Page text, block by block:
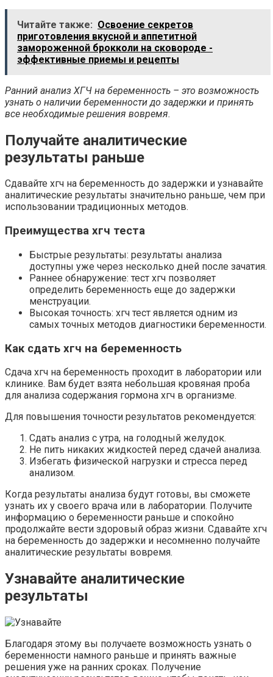
Читайте также: Освоение секретов
приготовления вкусной и аппетитной
замороженной брокколи на сковороде -
эффективные приемы и рецепты
Ранний анализ ХГЧ на беременность – это возможность
узнать о наличии беременности до задержки и принять
все необходимые решения вовремя.
Получайте аналитические
результаты раньше
Сдавайте хгч на беременность до задержки и узнавайте
аналитические результаты значительно раньше, чем при
использовании традиционных методов.
Преимущества хгч теста
Быстрые результаты: результаты анализа
доступны уже через несколько дней после зачатия.
Раннее обнаружение: тест хгч позволяет
определить беременность еще до задержки
менструации.
Высокая точность: хгч тест является одним из
самых точных методов диагностики беременности.
Как сдать хгч на беременность
Сдача хгч на беременность проходит в лаборатории или
клинике. Вам будет взята небольшая кровяная проба
для анализа содержания гормона хгч в организме.
Для повышения точности результатов рекомендуется:
Сдать анализ с утра, на голодный желудок.
Не пить никаких жидкостей перед сдачей анализа.
Избегать физической нагрузки и стресса перед
анализом.
Когда результаты анализа будут готовы, вы сможете
узнать их у своего врача или в лаборатории. Получите
информацию о беременности раньше и спокойно
продолжайте вести здоровый образ жизни. Сдавайте хгч
на беременность до задержки и несомненно получайте
аналитические результаты вовремя.
Узнавайте аналитические
результаты
Благодаря этому вы получаете возможность узнать о
беременности намного раньше и принять важные
решения уже на ранних сроках. Получение